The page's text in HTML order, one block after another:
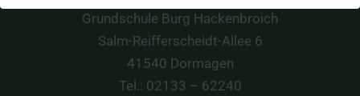
Grundschule Burg Hackenbroich
Salm-Reifferscheidt-Allee 6
41540 Dormagen
Tel.: 02133 – 62240